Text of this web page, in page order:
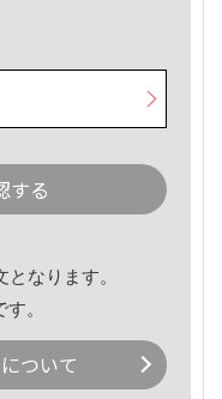
する
なります。
。
ついて